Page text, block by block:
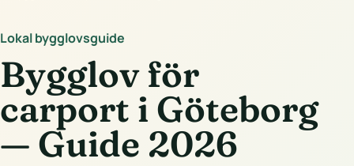
Lokal bygglovsguide
Bygglov för
carport i Göteborg
— Guide 2026